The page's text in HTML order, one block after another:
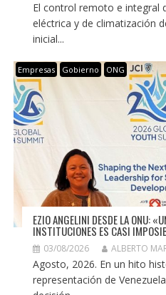
El control remoto e integral
eléctrica y de climatización
inicial...
Empresas Gobierno ONG
EZIO ANGELINI DESDE LA ONU:
INSTITUCIONES ES CASI
03/08/2026 ALBERTO
Agosto, 2026. En un hito
representación de